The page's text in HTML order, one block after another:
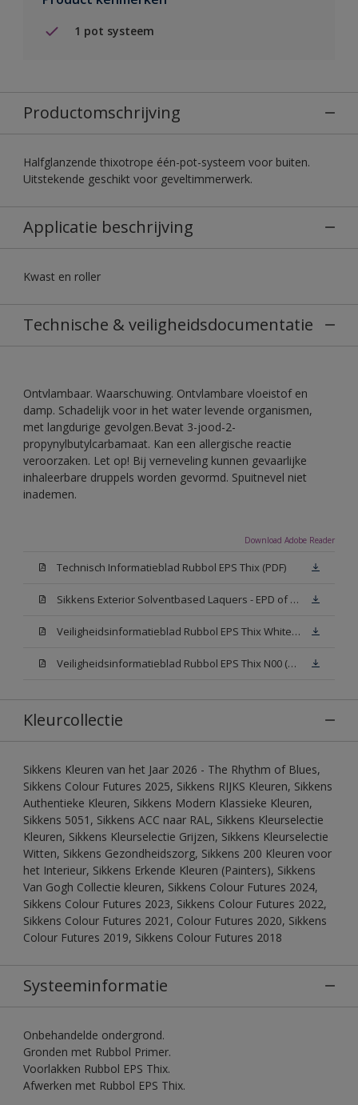
1 pot systeem
Productomschrijving
Halfglanzende thixotrope één-pot-systeem voor buiten.
Uitstekende geschikt voor geveltimmerwerk.
Applicatie beschrijving
Kwast en roller
Technische & veiligheidsdocumentatie
Ontvlambaar. Waarschuwing. Ontvlambare vloeistof en
damp. Schadelijk voor in het water levende organismen,
met langdurige gevolgen.Bevat 3-jood-2-
propynylbutylcarbamaat. Kan een allergische reactie
veroorzaken. Let op! Bij verneveling kunnen gevaarlijke
inhaleerbare druppels worden gevormd. Spuitnevel niet
inademen.
Download Adobe Reader
Technisch Informatieblad Rubbol EPS Thix (PDF)
Sikkens Exterior Solventbased Laquers - EPD of Milieuproductverklaring
Veiligheidsinformatieblad Rubbol EPS Thix White W05 (MSDS)
Veiligheidsinformatieblad Rubbol EPS Thix N00 (MSDS)
Kleurcollectie
Sikkens Kleuren van het Jaar 2026 - The Rhythm of Blues,
Sikkens Colour Futures 2025, Sikkens RIJKS Kleuren, Sikkens
Authentieke Kleuren, Sikkens Modern Klassieke Kleuren,
Sikkens 5051, Sikkens ACC naar RAL, Sikkens Kleurselectie
Kleuren, Sikkens Kleurselectie Grijzen, Sikkens Kleurselectie
Witten, Sikkens Gezondheidszorg, Sikkens 200 Kleuren voor
het Interieur, Sikkens Erkende Kleuren (Painters), Sikkens
Van Gogh Collectie kleuren, Sikkens Colour Futures 2024,
Sikkens Colour Futures 2023, Sikkens Colour Futures 2022,
Sikkens Colour Futures 2021, Colour Futures 2020, Sikkens
Colour Futures 2019, Sikkens Colour Futures 2018
Systeeminformatie
Onbehandelde ondergrond.
Gronden met Rubbol Primer.
Voorlakken Rubbol EPS Thix.
Afwerken met Rubbol EPS Thix.